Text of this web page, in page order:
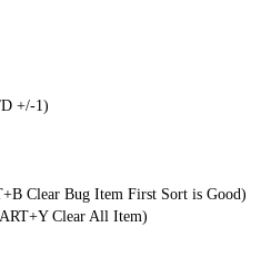
D +/-1 )
+B Clear Bug Item First Sort is Good)
+Y Clear All Item)